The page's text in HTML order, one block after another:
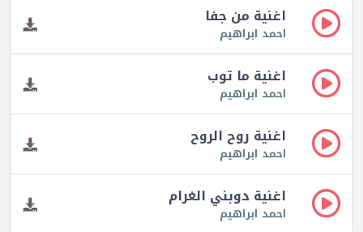
اغنية من جفا
احمد ابراهيم
اغنية ما توب
احمد ابراهيم
اغنية روح الروح
احمد ابراهيم
اغنية دوبني الغرام
احمد ابراهيم